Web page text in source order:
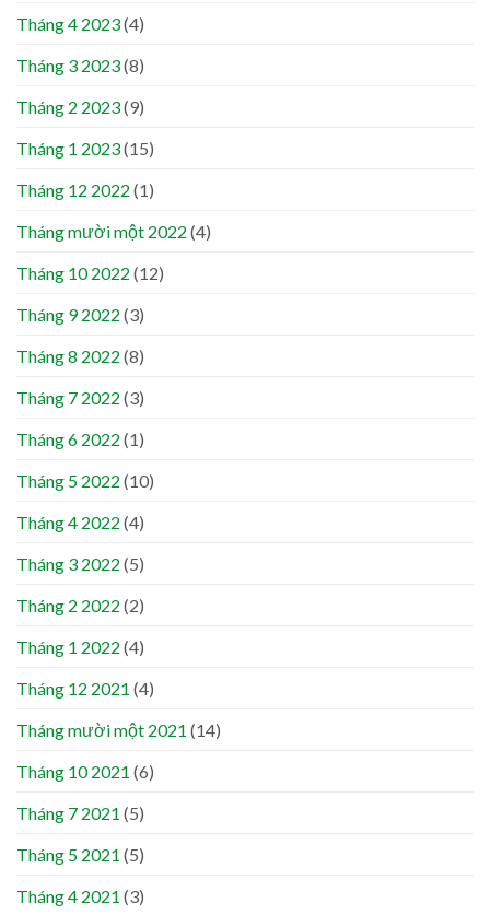
Tháng 4 2023(4)
Tháng 3 2023(8)
Tháng 2 2023(9)
Tháng 1 2023(15)
Tháng 12 2022 (1)
Tháng mười một 2022 (4)
Tháng 10 2022 (12)
Tháng 9 2022 (3)
Tháng 8 2022 (8)
Tháng 7 2022 (3)
Tháng 6 2022 (1)
Tháng 5 2022 (10)
Tháng 4 2022 (4)
Tháng 3 2022 (5)
Tháng 2 2022 (2)
Tháng 1 2022 (4)
Tháng 12 2021 (4)
Tháng mười một 2021 (14)
Tháng 10 2021 (6)
Tháng 7 2021 (5)
Tháng 5 2021 (5)
Tháng 4 2021 (3)